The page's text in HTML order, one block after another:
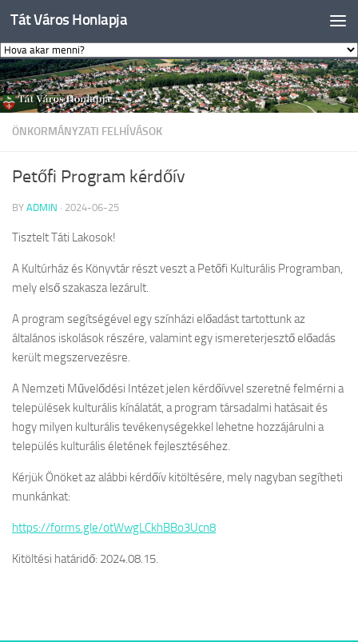
Skip to content
Tát Város Honlapja
ÖNKORMÁNYZATI FELHÍVÁSOK
Petőfi Program kérdőív
BY ADMIN · 2024-06-25
Tisztelt Táti Lakosok!
A Kultúrház és Könyvtár részt veszt a Petőfi Kulturális Programban,
mely első szakasza lezárult.
A program segítségével egy színházi előadást tartottunk az
általános iskolások részére, valamint egy ismereterjesztő előadás
került megszervezésre.
A Nemzeti Művelődési Intézet jelen kérdőívvel szeretné felmérni a
települések kulturális kínálatát, a program társadalmi hatásait és
hogy milyen kulturális tevékenységekkel lehetne hozzájárulni a
település kulturális életének fejlesztéséhez.
Kérjük Önöket az alábbi kérdőív kitöltésére, mely nagyban segítheti
munkánkat:
https://forms.gle/otWwgLCkhBBo3Ucn8
Kitöltési határidő: 2024.08.15.